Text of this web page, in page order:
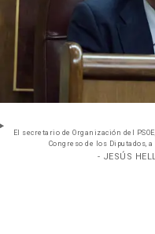
El secretario de Organización del
Congreso de los Diputados,
- JESÚS